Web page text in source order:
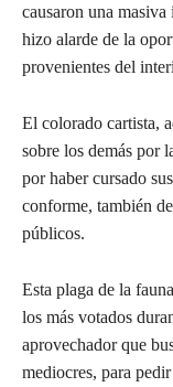
causaron una
hizo alarde de la
provenientes del
El colorado cartista,
sobre los demás por
por haber cursado
conforme, también
públicos.
Esta plaga de la
los más votados
aprovechador que
mediocres, para